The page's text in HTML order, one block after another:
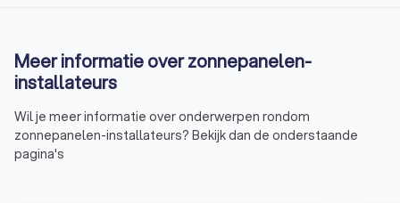
Meer informatie over zonnepanelen-
installateurs
Wil je meer informatie over onderwerpen rondom
zonnepanelen-installateurs? Bekijk dan de onderstaande
pagina's